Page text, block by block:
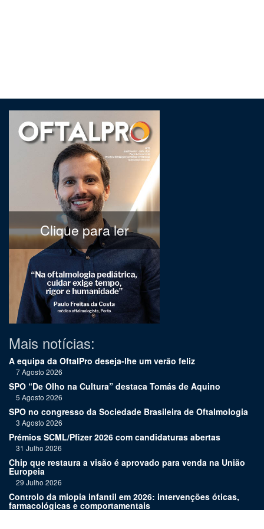
Clique para ler
Mais notícias:
A equipa da OftalPro deseja-lhe um verão feliz
7 Agosto 2026
SPO “De Olho na Cultura” destaca Tomás de Aquino
5 Agosto 2026
SPO no congresso da Sociedade Brasileira de Oftalmologia
3 Agosto 2026
Prémios SCML/Pfizer 2026 com candidaturas abertas
31 Julho 2026
Chip que restaura a visão é aprovado para venda na União
Europeia
29 Julho 2026
Controlo da miopia infantil em 2026: intervenções óticas,
farmacológicas e comportamentais